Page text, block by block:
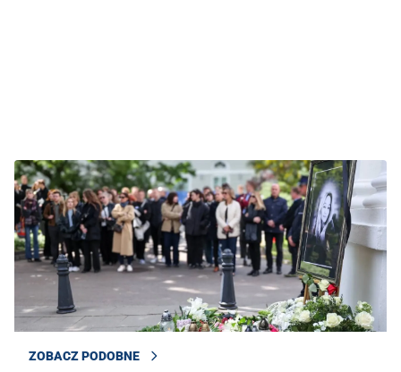
ZOBACZ PODOBNE